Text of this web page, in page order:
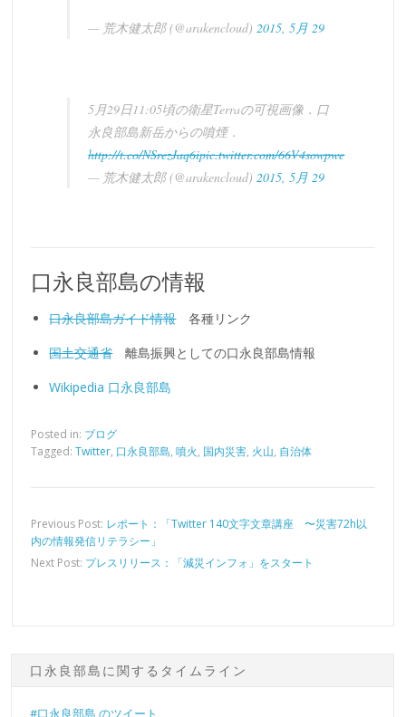
— 荒木健太郎 (@arakencloud) 2015, 5月 29
5月29日11:05頃の衛星Terraの可視画像．口
永良部島新岳からの噴煙．
http://t.co/NSrezJaq6ipic.twitter.com/66V4sowpwe
— 荒木健太郎 (@arakencloud) 2015, 5月 29
口永良部島の情報
口永良部島ガイド情報各種リンク
国土交通省離島振興としての口永良部島情報
Wikipedia 口永良部島
Posted in: ブログ
Tagged:Twitter, 口永良部島,噴火, 国内災害, 火山, 自治体
Previous Post: レポート：「Twitter 140文字文章講座 〜災害72h以
内の情報発信リテラシー」
Next Post: プレスリリース：「減災インフォ」をスタート
口永良部島に関するタイムライン
#口永良部島 のツイート